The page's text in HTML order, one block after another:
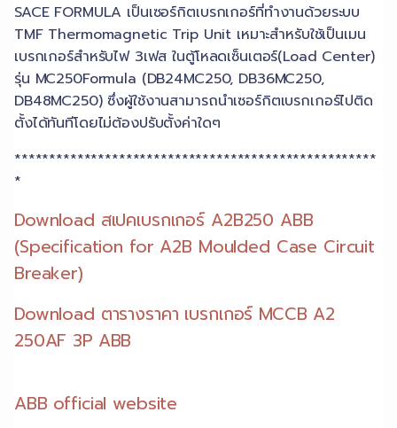
SACE FORMULA เป็นเซอร์กิตเบรกเกอร์ที่ทำงานด้วยระบบ
TMF Thermomagnetic Trip Unit เหมาะสำหรับใช้เป็นเมน
เบรกเกอร์สำหรับไฟ 3เฟส ในตู้โหลดเซ็นเตอร์(Load Center)
รุ่น MC250Formula (DB24MC250, DB36MC250,
DB48MC250) ซึ่งผู้ใช้งานสามารถนำเซอร์กิตเบรกเกอร์ไปติด
ตั้งได้ทันทีโดยไม่ต้องปรับตั้งค่าใดๆ
****************************************************
*
Download สเปคเบรกเกอร์ A2B250 ABB
(Specification for A2B Moulded Case Circuit
Breaker)
Download ตารางราคา เบรกเกอร์ MCCB A2
250AF 3P ABB
ABB official website